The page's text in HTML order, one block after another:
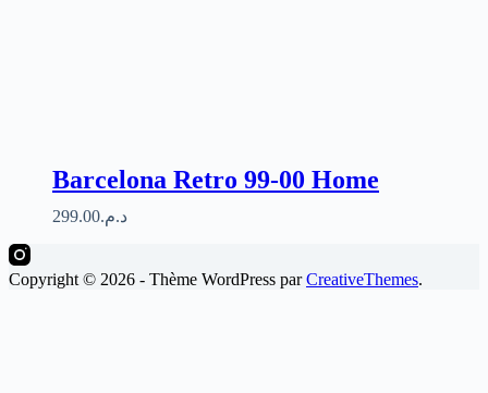
Barcelona Retro 99-00 Home
د.م.299.00
Copyright © 2026 - Thème WordPress parCreativeThemes.